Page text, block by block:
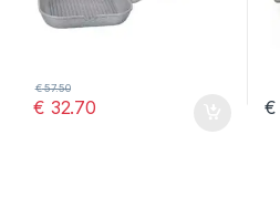
€ 32.70
€57.50
€